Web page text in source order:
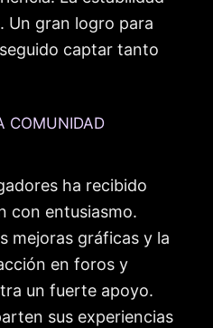
Un gran logro para
captar tanto
COMUNIDAD
ha recibido
con entusiasmo.
mejoras gráficas y la
en foros y
un fuerte apoyo.
sus experiencias